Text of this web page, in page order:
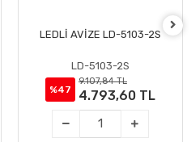
LEDLİ AVİZE LD-5103-2S
LD-5103-2S
%47
9.107,84 TL
4.793,60 TL